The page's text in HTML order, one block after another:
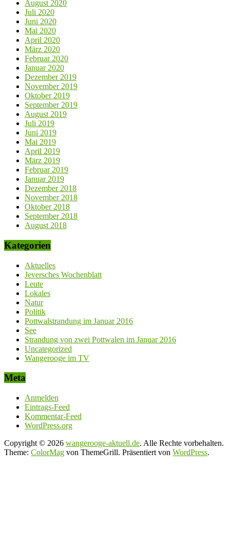
August 2020
Juli 2020
Juni 2020
Mai 2020
April 2020
März 2020
Februar 2020
Januar 2020
Dezember 2019
November 2019
Oktober 2019
September 2019
August 2019
Juli 2019
Juni 2019
Mai 2019
April 2019
März 2019
Februar 2019
Januar 2019
Dezember 2018
November 2018
Oktober 2018
September 2018
August 2018
Kategorien
Aktuelles
Jeversches Wochenblatt
Leute
Lokales
Natur
Politik
Pottwalstrandung im Januar 2016
See
Strandung von zwei Pottwalen im Januar 2016
Uncategorized
Wangerooge im TV
Meta
Anmelden
Eintrags-Feed
Kommentar-Feed
WordPress.org
Copyright © 2026 wangerooge-aktuell.de. Alle Rechte vorbehalten.
Theme: ColorMag von ThemeGrill. Präsentiert von WordPress.